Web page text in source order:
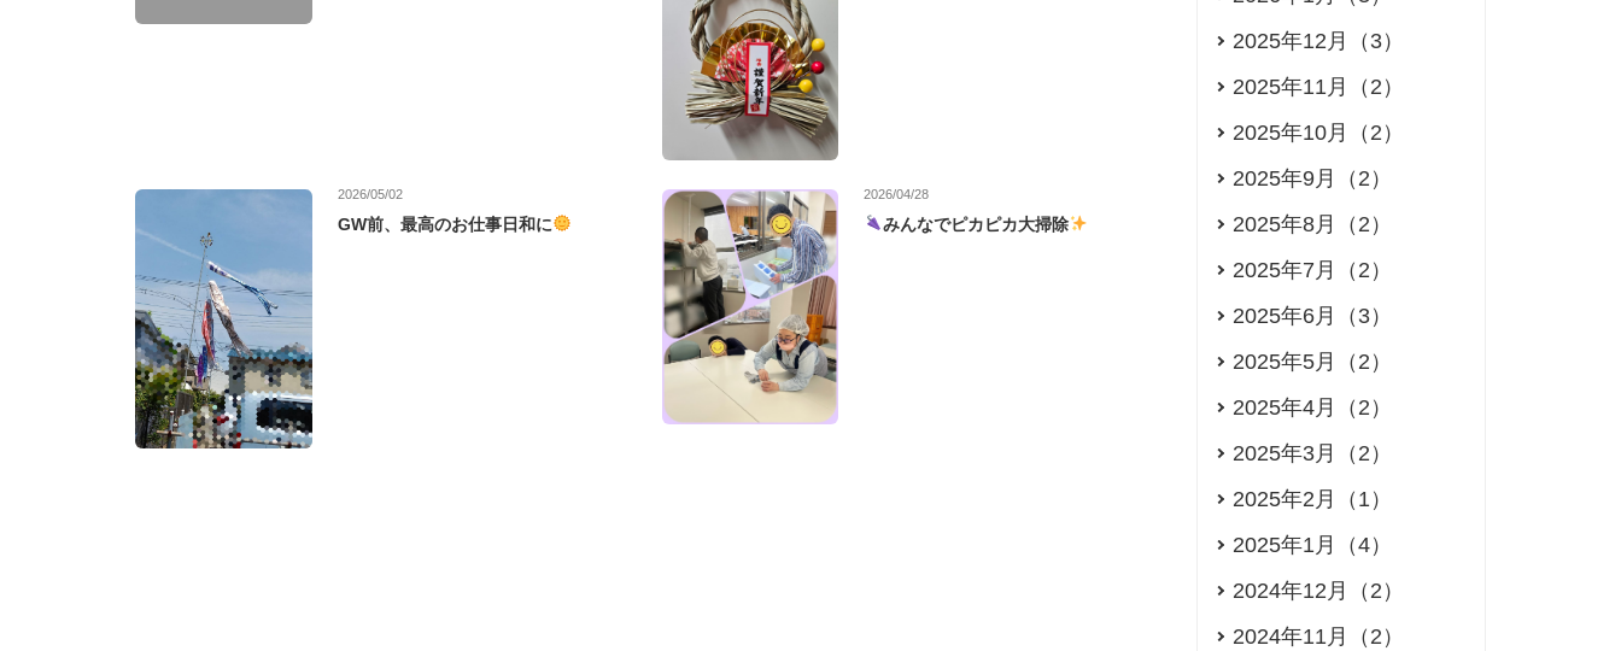
2026/05/02
GW前、最高のお仕事日和に
2026/04/28
みんなでピカピカ大掃除
2025年12月（3）
2025年11月（2）
2025年10月（2）
2025年9月（2）
2025年8月（2）
2025年7月（2）
2025年6月（3）
2025年5月（2）
2025年4月（2）
2025年3月（2）
2025年2月（1）
2025年1月（4）
2024年12月（2）
2024年11月（2）